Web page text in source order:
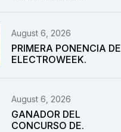
August 6, 2026
PRIMERA PONENCIA DE
ELECTROWEEK.
August 6, 2026
GANADOR DEL
CONCURSO DE.